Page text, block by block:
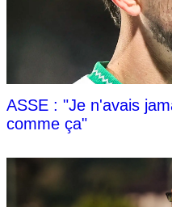
ASSE : "Je n'avais
comme ça"